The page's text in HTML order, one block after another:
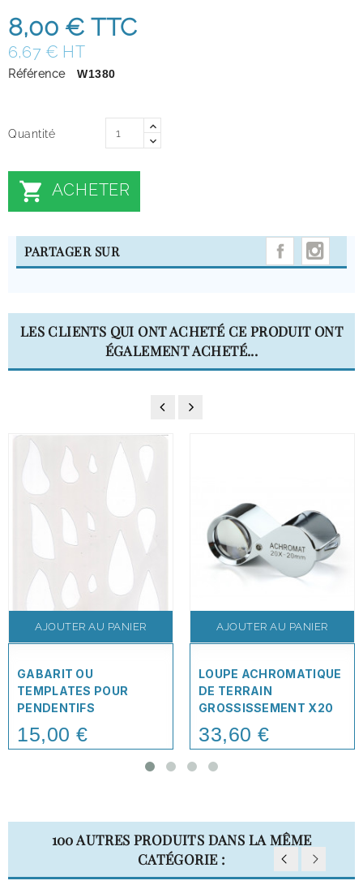
8,00 € TTC
6,67 € HT
Référence W1380
Quantité
 ACHETER
PARTAGER SUR
LES CLIENTS QUI ONT ACHETÉ CE PRODUIT ONT
ÉGALEMENT ACHETÉ...
AJOUTER AU PANIER
GABARIT OU
TEMPLATES POUR
PENDENTIFS
Price
15,00 €
AJOUTER AU PANIER
LOUPE ACHROMATIQUE
DE TERRAIN
GROSSISSEMENT X20
Price
33,60 €
100 AUTRES PRODUITS DANS LA MÊME
CATÉGORIE :